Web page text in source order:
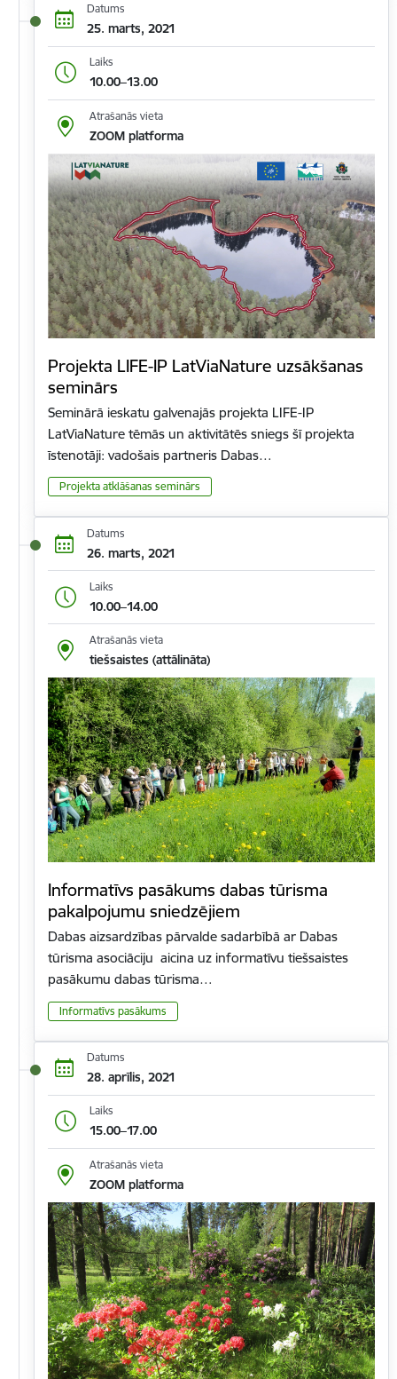
Datums
25. marts, 2021
Laiks
10.00–13.00
Atrašanās vieta
ZOOM platforma
Projekta LIFE-IP LatViaNature uzsākšanas
seminārs
Seminārā ieskatu galvenajās projekta LIFE-IP
LatViaNature tēmās un aktivitātēs sniegs šī projekta
īstenotāji: vadošais partneris Dabas…
Projekta atklāšanas seminārs
Datums
26. marts, 2021
Laiks
10.00–14.00
Atrašanās vieta
tiešsaistes (attālināta)
Informatīvs pasākums dabas tūrisma
pakalpojumu sniedzējiem
Dabas aizsardzības pārvalde sadarbībā ar Dabas
tūrisma asociāciju aicina uz informatīvu tiešsaistes
pasākumu dabas tūrisma…
Informatīvs pasākums
Datums
28. aprīlis, 2021
Laiks
15.00–17.00
Atrašanās vieta
ZOOM platforma